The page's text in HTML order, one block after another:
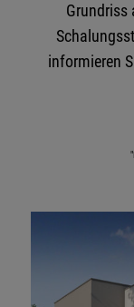
Grundriss
informieren